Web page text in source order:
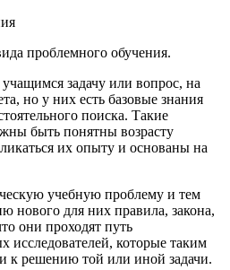
проблемного обучения.
задачу или вопрос, на
но у них есть базовые знания
поиска. Такие
быть понятны возрасту
их опыту и основаны на
учебную проблему и тем
нового для них правила, закона,
они проходят путь
исследователей, которые таким
решению той или иной задачи.